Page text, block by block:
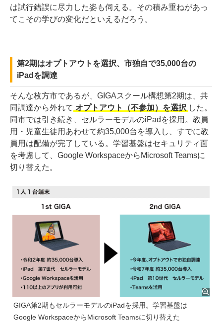
は試行錯誤に尽力した姿も伺える。その積み重ねがあっ
てこその学びの変化だといえるだろう。
第2期はオプトアウトを選択、市独自で35,000台の
iPadを調達
そんな枚方市であるが、GIGAスクール構想第2期は、共
同調達から外れて オプトアウト（不参加）を選択 した。
同市では引き続き、セルラーモデルのiPadを採用。教員
用・児童生徒用あわせて約35,000台を導入し、すでに教
員用は配備が完了している。学習基盤はセキュリティ面
を考慮して、Google WorkspaceからMicrosoft Teamsに
切り替えた。
GIGA第2期もセルラーモデルのiPadを採用。学習基盤は
Google WorkspaceからMicrosoft Teamsに切り替えた